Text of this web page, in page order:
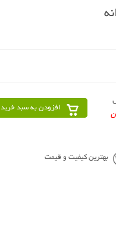
افزودن به سبد خرید
بهترین کیفیت و قیمت